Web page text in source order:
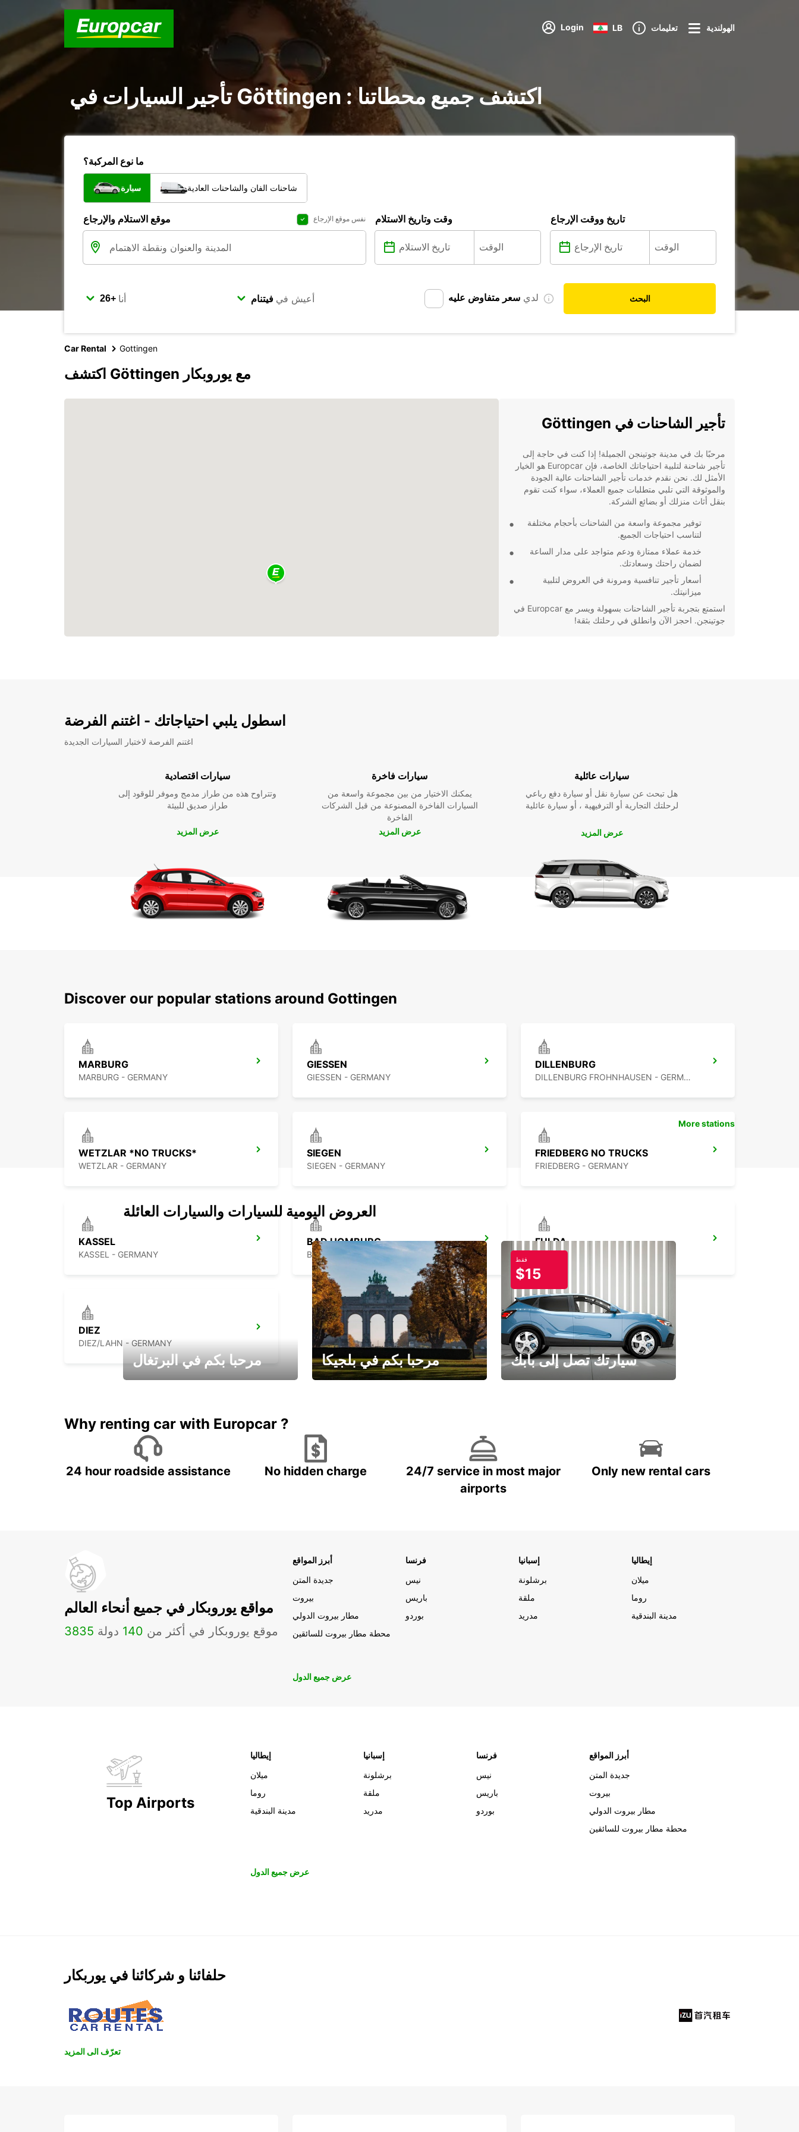
Login LB تعليمات الهولندية
تأجير السيارات في Göttingen : اكتشف جميع محطاتنا
ما نوع المركبة؟
سيارة شاحنات الفان والشاحنات العادية
موقع الاستلام والإرجاع نفس موقع الإرجاع وقت وتاريخ الاستلام تاريخ ووقت الإرجاع
أنا أعيش في لدي سعر متفاوض عليه البحث
Car Rental Gottingen
اكتشف Göttingen مع يوروبكار
تأجير الشاحنات في Göttingen
مرحبًا بك في مدينة جوتينجن الجميلة! إذا كنت في حاجة إلى
تأجير شاحنة لتلبية احتياجاتك الخاصة، فإن Europcar هو الخيار
الأمثل لك. نحن نقدم خدمات تأجير الشاحنات عالية الجودة
والموثوقة التي تلبي متطلبات جميع العملاء، سواء كنت تقوم
بنقل أثاث منزلك أو بضائع الشركة.
توفير مجموعة واسعة من الشاحنات بأحجام مختلفة
لتناسب احتياجات الجميع.
خدمة عملاء ممتازة ودعم متواجد على مدار الساعة
لضمان راحتك وسعادتك.
أسعار تأجير تنافسية ومرونة في العروض لتلبية
ميزانيتك.
استمتع بتجربة تأجير الشاحنات بسهولة ويسر مع Europcar في
جوتينجن. احجز الآن وانطلق في رحلتك بثقة!
اسطول يلبي احتياجاتك - اغتنم الفرضة
اغتنم الفرصة لاختبار السيارات الجديدة
سيارات اقتصادية
وتتراوح هذه من طراز مدمج وموفر للوقود إلى
طراز صديق للبيئة
عرض المزيد
سيارات فاخرة
يمكنك الاختيار من بين مجموعة واسعة من
السيارات الفاخرة المصنوعة من قبل الشركات
الفاخرة
عرض المزيد
سيارات عائلية
هل تبحث عن سيارة نقل أو سيارة دفع رباعي
لرحلتك التجارية أو الترفيهية ، أو سيارة عائلية
عرض المزيد
Discover our popular stations around Gottingen
MARBURG
MARBURG - GERMANY
GIESSEN
GIESSEN - GERMANY
DILLENBURG
DILLENBURG FROHNHAUSEN - GERMANY
WETZLAR *NO TRUCKS*
WETZLAR - GERMANY
SIEGEN
SIEGEN - GERMANY
FRIEDBERG NO TRUCKS
FRIEDBERG - GERMANY
KASSEL
KASSEL - GERMANY
BAD HOMBURG
BAD HOMBURG - GERMANY
FULDA
FULDA - GERMANY
DIEZ
DIEZ/LAHN - GERMANY
More stations
العروض اليومية للسيارات والسيارات العائلة
مرحبا بكم في البرتغال مرحبا بكم في بلجيكا
فقط
$15
سيارتك تصل إلى بابك
Why renting car with Europcar ?
24 hour roadside assistance No hidden charge
24/7 service in most major
airports
Only new rental cars
مواقع يوروبكار في جميع أنحاء العالم
3835 موقع يوروبكار في أكثر من 140 دولة
أبرز المواقع
جديدة المتن
بيروت
مطار بيروت الدولي
محطة مطار بيروت للسائقين
فرنسا
نيس
باريس
بوردو
إسبانيا
برشلونة
ملقة
مدريد
إيطاليا
ميلان
روما
مدينة البندقية
عرض جميع الدول
Top Airports
إيطاليا
ميلان
روما
مدينة البندقية
إسبانيا
برشلونة
ملقة
مدريد
فرنسا
نيس
باريس
بوردو
أبرز المواقع
جديدة المتن
بيروت
مطار بيروت الدولي
محطة مطار بيروت للسائقين
عرض جميع الدول
حلفائنا و شركائنا في يوربكار
تعرّف الى المزيد